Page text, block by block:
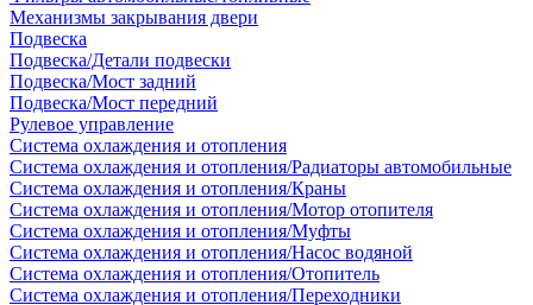
Механизмы закрывания двери
Подвеска
Подвеска/Детали подвески
Подвеска/Мост задний
Подвеска/Мост передний
Рулевое управление
Система охлаждения и отопления
Система охлаждения и отопления/Радиаторы автомобильные
Система охлаждения и отопления/Краны
Система охлаждения и отопления/Мотор отопителя
Система охлаждения и отопления/Муфты
Система охлаждения и отопления/Насос водяной
Система охлаждения и отопления/Отопитель
Система охлаждения и отопления/Переходники